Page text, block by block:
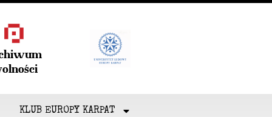
KLUB EUROPY KARPAT